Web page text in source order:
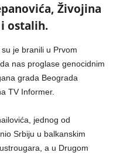
Živojina
ostalih.
je branili u Prvom
nas proglase genocidnim
grada Beograda
TV Informer.
jednog od
Srbiju u balkanskim
a u Drugom